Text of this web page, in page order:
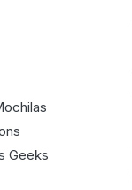
Geeks